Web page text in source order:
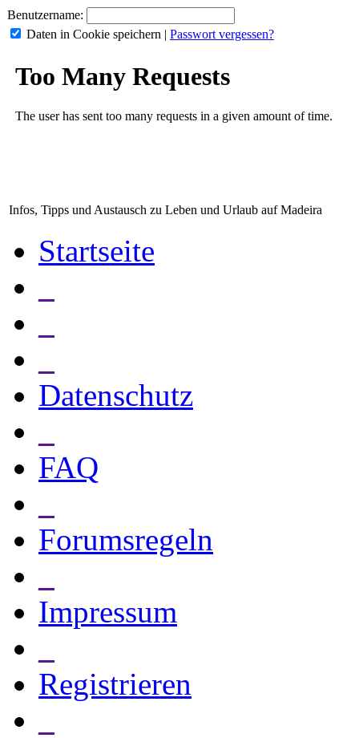
Benutzername:
Daten in Cookie speichern | Passwort vergessen?
Infos, Tipps und Austausch zu Leben und Urlaub auf Madeira
Startseite
Datenschutz
FAQ
Forumsregeln
Impressum
Registrieren